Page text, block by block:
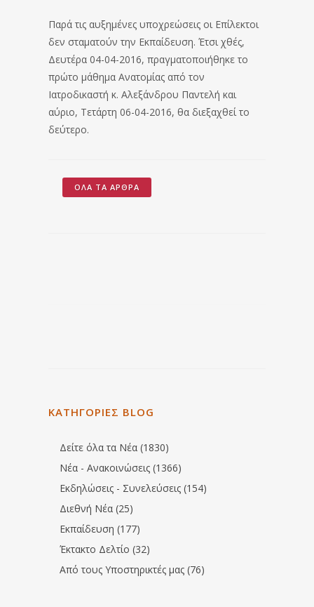
Παρά τις αυξημένες υποχρεώσεις οι Επίλεκτοι
δεν σταματούν την Εκπαίδευση. Έτσι χθές,
Δευτέρα 04-04-2016, πραγματοποιήθηκε το
πρώτο μάθημα Ανατομίας από τον
Ιατροδικαστή κ. Αλεξάνδρου Παντελή και
αύριο, Τετάρτη 06-04-2016, θα διεξαχθεί το
δεύτερο.
ΌΛΑ ΤΑ ΆΡΘΡΑ
ΚΑΤΗΓΟΡΙΕΣ BLOG
Δείτε όλα τα Νέα (1830)
Νέα - Ανακοινώσεις (1366)
Εκδηλώσεις - Συνελεύσεις (154)
Διεθνή Νέα (25)
Εκπαίδευση (177)
Έκτακτο Δελτίο (32)
Από τους Υποστηρικτές μας (76)